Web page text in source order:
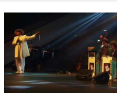
Photos
Pédagogie
Et quoi encore ?
Articles
Contact